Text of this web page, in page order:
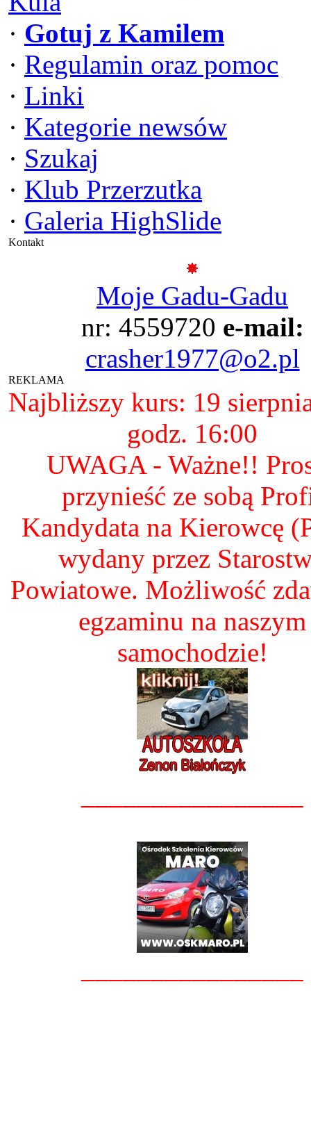
· Gotuj z Kamilem
· Regulamin oraz pomoc
· Linki
· Kategorie newsów
· Szukaj
· Klub Przerzutka
· Galeria HighSlide
Kontakt
Moje Gadu-Gadu
nr: 4559720 e-mail:
crasher1977@o2.pl
REKLAMA
Najbliższy kurs: 19
godz. 16:00
UWAGA - Ważne!!
przynieść ze sobą
Kandydata na Kierowcę
wydany przez
Powiatowe. Możliwość
egzaminu na naszym
samochodzie!